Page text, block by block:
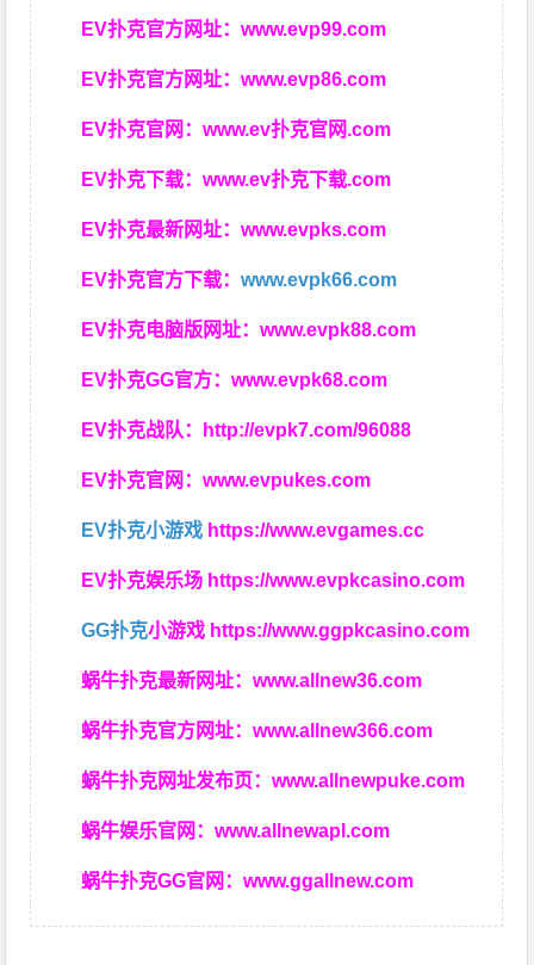
EV扑克官方网址：www.evp99.com
EV扑克官方网址：www.evp86.com
EV扑克官网：www.ev扑克官网.com
EV扑克下载：www.ev扑克下载.com
EV扑克最新网址：www.evpks.com
EV扑克官方下载：www.evpk66.com
EV扑克电脑版网址：www.evpk88.com
EV扑克GG官方：www.evpk68.com
EV扑克战队： http://evpk7.com/96088
EV扑克官网：www.evpukes.com
EV扑克小游戏 https://www.evgames.cc
EV扑克娱乐场 https://www.evpkcasino.com
GG扑克小游戏 https://www.ggpkcasino.com
蜗牛扑克最新网址：www.allnew36.com
蜗牛扑克官方网址：www.allnew366.com
蜗牛扑克网址发布页：www.allnewpuke.com
蜗牛娱乐官网：www.allnewapl.com
蜗牛扑克GG官网：www.ggallnew.com